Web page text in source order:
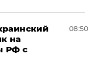
на
РФ с
08:50